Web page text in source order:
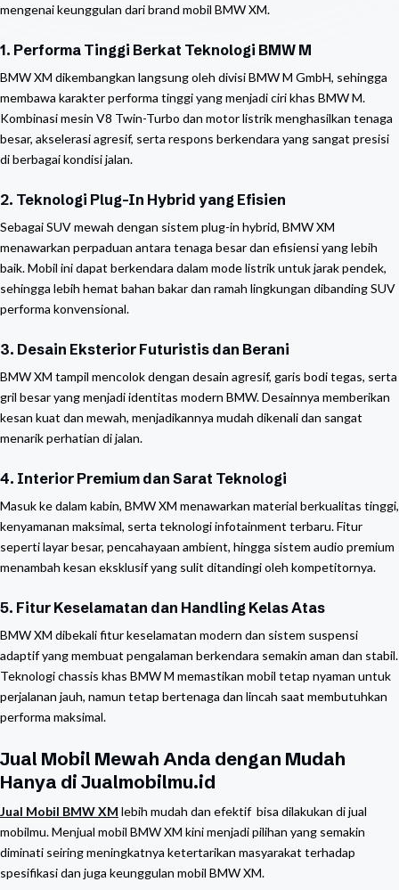
mengenai keunggulan dari brand mobil BMW XM.
1. Performa Tinggi Berkat Teknologi BMW M
BMW XM dikembangkan langsung oleh divisi BMW M GmbH, sehingga
membawa karakter performa tinggi yang menjadi ciri khas BMW M.
Kombinasi mesin V8 Twin-Turbo dan motor listrik menghasilkan tenaga
besar, akselerasi agresif, serta respons berkendara yang sangat presisi
di berbagai kondisi jalan.
2. Teknologi Plug-In Hybrid yang Efisien
Sebagai SUV mewah dengan sistem plug-in hybrid, BMW XM
menawarkan perpaduan antara tenaga besar dan efisiensi yang lebih
baik. Mobil ini dapat berkendara dalam mode listrik untuk jarak pendek,
sehingga lebih hemat bahan bakar dan ramah lingkungan dibanding SUV
performa konvensional.
3. Desain Eksterior Futuristis dan Berani
BMW XM tampil mencolok dengan desain agresif, garis bodi tegas, serta
gril besar yang menjadi identitas modern BMW. Desainnya memberikan
kesan kuat dan mewah, menjadikannya mudah dikenali dan sangat
menarik perhatian di jalan.
4. Interior Premium dan Sarat Teknologi
Masuk ke dalam kabin, BMW XM menawarkan material berkualitas tinggi,
kenyamanan maksimal, serta teknologi infotainment terbaru. Fitur
seperti layar besar, pencahayaan ambient, hingga sistem audio premium
menambah kesan eksklusif yang sulit ditandingi oleh kompetitornya.
5. Fitur Keselamatan dan Handling Kelas Atas
BMW XM dibekali fitur keselamatan modern dan sistem suspensi
adaptif yang membuat pengalaman berkendara semakin aman dan stabil.
Teknologi chassis khas BMW M memastikan mobil tetap nyaman untuk
perjalanan jauh, namun tetap bertenaga dan lincah saat membutuhkan
performa maksimal.
Jual Mobil Mewah Anda dengan Mudah
Hanya di Jualmobilmu.id
Jual Mobil BMW XM lebih mudah dan efektif bisa dilakukan di jual
mobilmu. Menjual mobil BMW XM kini menjadi pilihan yang semakin
diminati seiring meningkatnya ketertarikan masyarakat terhadap
spesifikasi dan juga keunggulan mobil BMW XM.